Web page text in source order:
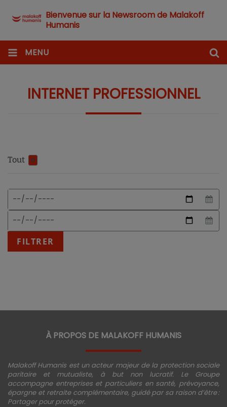
Bienvenue sur la Newsroom de Malakoff
Humanis
MENU
INTERNET PROFESSIONNEL
Tout 0
Date
début
Date
Format
date
attendu
:
JJ/MM/AAAA
FILTRER
À PROPOS DE MALAKOFF HUMANIS
Malakoff Humanis est un acteur majeur de la protection sociale
paritaire et mutualiste, à but non lucratif. Le Groupe
accompagne entreprises et particuliers en santé, prévoyance,
épargne et retraite complémentaire, guidé par sa raison d’être :
Partager pour protéger.